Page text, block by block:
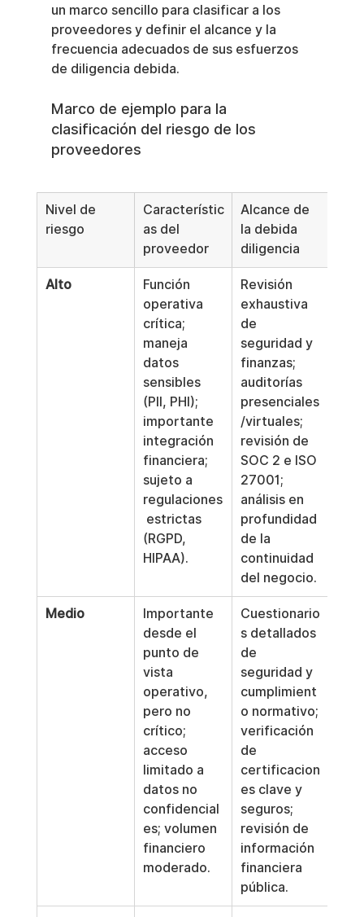
un marco sencillo para clasificar a los
proveedores y definir el alcance y la
frecuencia adecuados de sus esfuerzos
de diligencia debida.
Marco de ejemplo para la
clasificación del riesgo de los
proveedores
Nivel de
riesgo
Característic
as del
proveedor
Alcance de
la debida
diligencia
Alto
Función
operativa
crítica;
maneja
datos
sensibles
(PII, PHI);
importante
integración
financiera;
sujeto a
regulaciones
estrictas
(RGPD,
HIPAA).
Revisión
exhaustiva
de
seguridad y
finanzas;
auditorías
presenciales
/virtuales;
revisión de
SOC 2 e ISO
27001;
análisis en
profundidad
de la
continuidad
del negocio.
Medio
Importante
desde el
punto de
vista
operativo,
pero no
crítico;
acceso
limitado a
datos no
confidencial
es; volumen
financiero
moderado.
Cuestionario
s detallados
de
seguridad y
cumplimient
o normativo;
verificación
de
certificacion
es clave y
seguros;
revisión de
información
financiera
pública.